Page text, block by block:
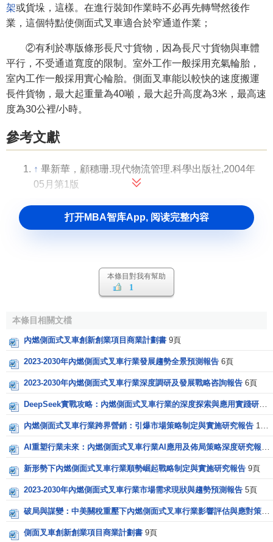
架或貨垛，這樣。在進行裝卸作業時不必再先轉彎然後作
業，這個特點使側面式叉車適合於窄通道作業；
②有利於專版條形長尺寸貨物，因為長尺寸貨物與車體
平行，不受通道寬度的限制。室外工作一般採用充氣輪胎，
室內工作一般採用實心輪胎。側面叉車能以較快的速度搬運
長件貨物，最大起重量為40噸，最大起升高度為3米，最高速
度為30公裡/小時。
參考文獻
↑ 畢新華，顧穗珊.現代物流管理.科學出版社,2004年
05月第1版
打开MBA智库App, 阅读完整内容
本條目對我有幫助
1
本條目相關文檔
內燃側面式叉車創新創業項目商業計劃書 9頁
2023-2030年內燃側面式叉車行業發展趨勢全景預測報告 6頁
2023-2030年內燃側面式叉車行業深度調研及發展戰略咨詢報告 6頁
DeepSeek實戰攻略：內燃側面式叉車行業的深度探索與應用實踐研究報告
內燃側面式叉車行業跨界營銷：引爆市場策略制定與實施研究報告 15頁
AI重塑行業未來：內燃側面式叉車行業AI應用及佈局策略深度研究報告
新形勢下內燃側面式叉車行業順勢崛起戰略制定與實施研究報告 9頁
2023-2030年內燃側面式叉車行業市場需求現狀與趨勢預測報告 5頁
破局與謀變：中美關稅重壓下內燃側面式叉車行業影響評估與應對策略研究報告
側面叉車創新創業項目商業計劃書 9頁